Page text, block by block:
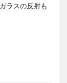
ラスの反射も